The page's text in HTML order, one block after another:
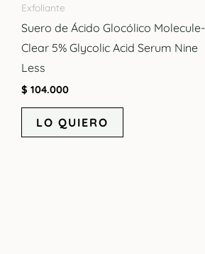
Exfoliante
Suero de Ácido Glocólico Molecule-
Clear 5% Glycolic Acid Serum Nine
Less
$ 104.000
LO QUIERO